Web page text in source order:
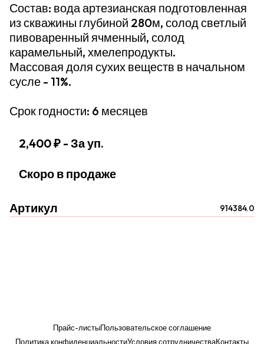
Состав: вода артезианская подготовленная
из скважины глубиной 280м, солод светлый
пивоваренный ячменный, солод
карамельный, хмелепродукты.
Массовая доля сухих веществ в начальном
сусле - 11%.
Срок годности: 6 месяцев
2,400 ₽ - За уп.
Скоро в продаже
Артикул 914384.0
Прайс-листыПользовательское соглашение
Политика конфиденциальностиУсловия сотрудничестваКонтакты